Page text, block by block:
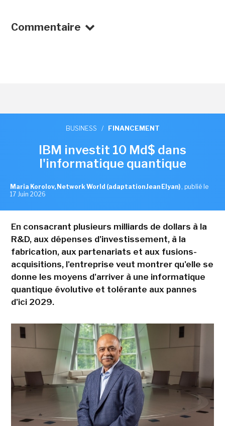
Commentaire
BUSINESS / FINANCEMENT
IBM investit 10 Md$ dans
l'informatique quantique
Maria Korolov, Network World (adaptation Jean Elyan) , publié le
17 Juin 2026
En consacrant plusieurs milliards de dollars à la
R&D, aux dépenses d'investissement, à la
fabrication, aux partenariats et aux fusions-
acquisitions, l'entreprise veut montrer qu'elle se
donne les moyens d'arriver à une informatique
quantique évolutive et tolérante aux pannes
d'ici 2029.